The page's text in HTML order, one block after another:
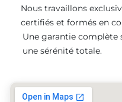
Nous travaillons
certifiés et formés en
Une garantie complète
une sérénité totale.